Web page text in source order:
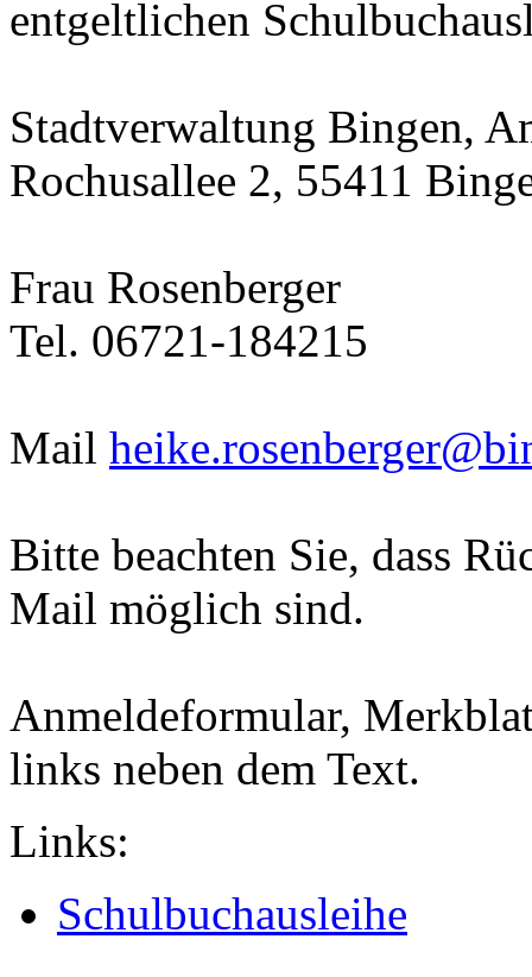
entgeltlichen
Stadtverwaltung Bingen,
Rochusallee 2, 55411
Frau Rosenberger
Tel. 06721-184215
Mail
Bitte beachten Sie, dass
Mail möglich sind.
Anmeldeformular,
links neben dem Text.
Links:
Schulbuchausleihe